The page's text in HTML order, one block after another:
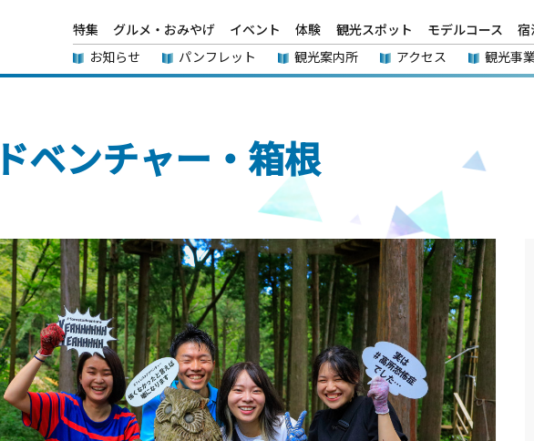
特集 グルメ・おみやげ イベント 体験 観光スポット モデルコース 宿
お知らせ
パンフレット 観光案内所 アクセス 観光事
ベンチャー・箱根